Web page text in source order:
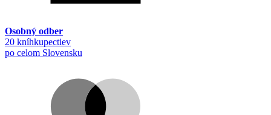
Osobný odber
20 kníhkupectiev
po celom Slovensku